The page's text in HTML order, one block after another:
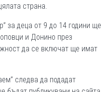
страна.
за деца от 9 до 14 години ще
и Донино през
да се включат ще имат
следва да подадат